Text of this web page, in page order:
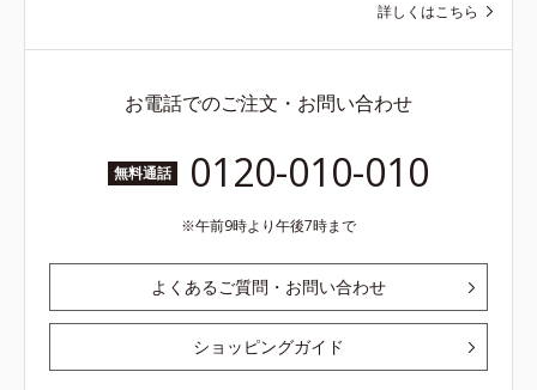
詳しくはこちら
お電話でのご注文・お問い合わせ
無料通話 0120-010-010
午前9時より午後7時まで
よくあるご質問・お問い合わせ
ショッピングガイド